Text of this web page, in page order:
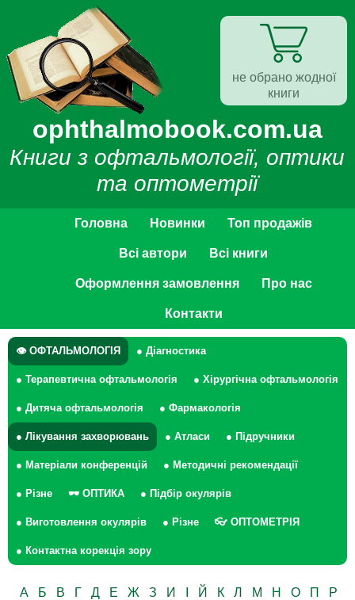
ophthalmobook.com.ua
Книги з офтальмології, оптики
та оптометрії
Головна Новинки Топ продажів
Всі автори Всі книги
Оформлення замовлення Про нас
Контакти
👁 ОФТАЛЬМОЛОГІЯ ● Діагностика
● Терапевтична офтальмологія ● Хірургічна офтальмологія
● Дитяча офтальмологія ● Фармакологія
● Лікування захворювань ● Атласи ● Підручники
● Матеріали конференцій ● Методичні рекомендації
● Різне 🕶 ОПТИКА ● Підбір окулярів
● Виготовлення окулярів ● Різне 👓 ОПТОМЕТРІЯ
● Контактна корекція зору
А Б В Г Д Е Ж З И Й К Л М Н О П
Р
не обрано жодної
книги